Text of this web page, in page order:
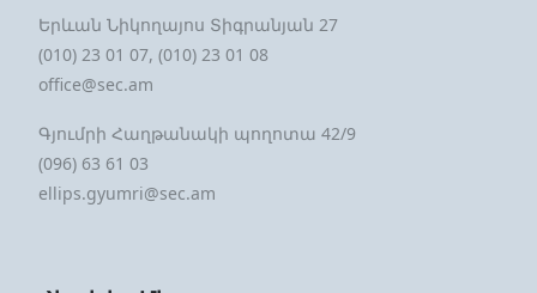
Երևան Նիկողայոս Տիգրանյան 27
(010) 23 01 07, (010) 23 01 08
office@sec.am
Գյումրի Հաղթանակի պողոտա 42/9
(096) 63 61 03
ellips.gyumri@sec.am